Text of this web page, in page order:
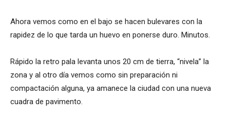
Ahora vemos como en el bajo se hacen bulevares con la
rapidez de lo que tarda un huevo en ponerse duro. Minutos.
Rápido la retro pala levanta unos 20 cm de tierra, “nivela” la
zona y al otro día vemos como sin preparación ni
compactación alguna, ya amanece la ciudad con una nueva
cuadra de pavimento.